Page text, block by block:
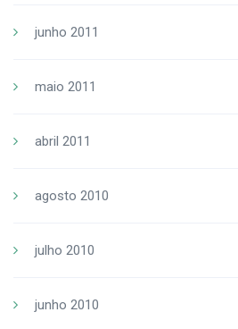
junho 2011
maio 2011
abril 2011
agosto 2010
julho 2010
junho 2010